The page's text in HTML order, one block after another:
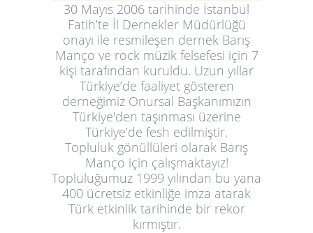
30 Mayıs 2006 tarihinde İstanbul
Fatih’te İl Dernekler Müdürlüğü
onayı ile resmileşen dernek Barış
Manço ve rock müzik felsefesi için 7
kişi tarafından kuruldu. Uzun yıllar
Türkiye’de faaliyet gösteren
derneğimiz Onursal Başkanımızın
Türkiye'den taşınması üzerine
Türkiye’de fesh edilmiştir.
Topluluk gönüllüleri olarak Barış
Manço için çalışmaktayız!
Topluluğumuz 1999 yılından bu yana
400 ücretsiz etkinliğe imza atarak
Türk etkinlik tarihinde bir rekor
kırmıştır.